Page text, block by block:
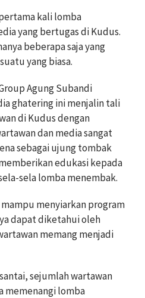
kali lomba
yang bertugas di Kudus.
beberapa saja yang
yang biasa.
Agung Subandi
ghatering ini menjalin tali
di Kudus dengan
dan media sangat
sebagai ujung tombak
edukasi kepada
sela lomba menembak.
menyiarkan program
dapat diketahui oleh
memang menjadi
sejumlah wartawan
memenangi lomba